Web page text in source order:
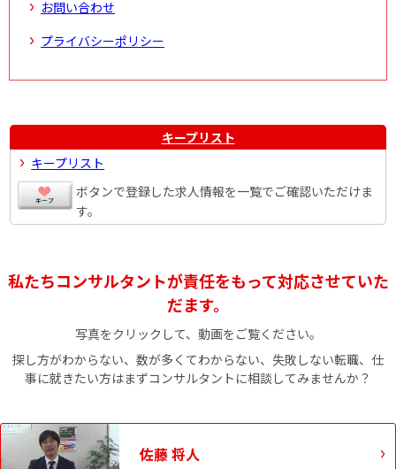
お問い合わせ
プライバシーポリシー
キープリスト
キープリスト
ボタンで登録した求人情報を一覧でご確認いただけま
す。
私たちコンサルタントが責任をもって対応させていた
だます。
写真をクリックして、動画をご覧ください。
探し方がわからない、数が多くてわからない、失敗しない転職、仕
事に就きたい方はまずコンサルタントに相談してみませんか？
佐藤 将人